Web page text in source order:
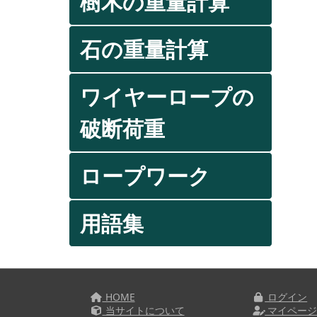
石の重量計算
ワイヤーロープの
破断荷重
ロープワーク
用語集
HOME
当サイトについて
ログイン
マイページ